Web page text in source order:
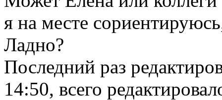
я на месте
Ладно?
Последний раз
14:50, всего